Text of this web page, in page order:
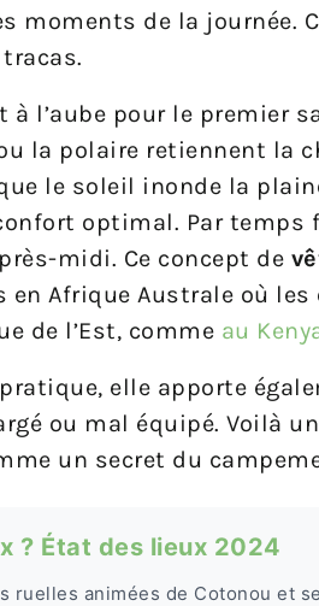
moments de la journée.
à l’aube pour le premier
la polaire retiennent la
le soleil inonde la
optimal. Par
midi. Ce concept de
Afrique Australe où
de l’Est, comme au
elle apporte
ou mal équipé. Voilà
un secret du
? État des lieux 2024
ruelles animées de Cotonou et